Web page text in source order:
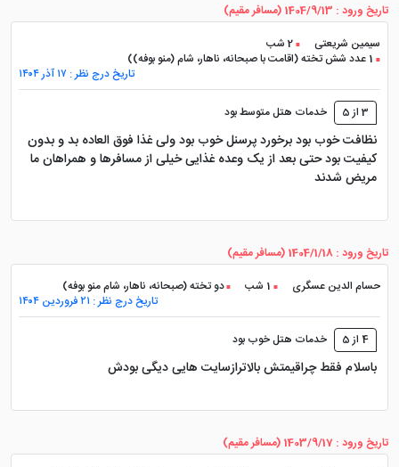
جکوزی با آب گرم و حباب‌های ماساژدهنده، تجربه‌ای
لذت‌بخش از آرامش و رفاه را به میهمانان ارائه می‌دهد.
سالن بدنسازی هتل آرین مشهد
این سالن با تجهیزات مدرن و کامل، مکانی مناسب برای
حفظ تناسب اندام و انجام تمرینات ورزشی روزانه است.
خدمات اسپا در هتل آرین مشهد
خدمات اسپا شامل ماساژهای متنوع و درمان‌های پوستی
است که به میهمانان کمک می‌کند تا احساس تازگی و شادابی
داشته باشند. این امکانات و خدمات باکیفیت، هتل آپارتمان
آرین مشهد را به یکی از بهترین گزینه‌ها برای اقامت در این
تاریخ ورود : 1404/9/13 (مسافر مقیم)
سیمین شریعتی
2 شب
1 عدد شش تخته (اقامت با صبحانه، ناهار، شام (منو بوفه))
تاریخ درج نظر : ۱۷ آذر ۱۴۰۴
3 از 5 خدمات هتل متوسط بود
نظافت خوب بود برخورد پرسنل خوب بود ولی غذا فوق العاده بد و بدون
کیفیت بود حتی بعد از یک وعده غذایی خیلی از مسافرها و همراهان ما
مریض شدند
تاریخ ورود : 1404/1/18 (مسافر مقیم)
حسام الدین عسگری
1 شب
دو تخته (صبحانه، ناهار، شام منو بوفه)
تاریخ درج نظر : ۲۱ فروردین ۱۴۰۴
4 از 5 خدمات هتل خوب بود
باسلام فقط چراقیمتش بالاترازسایت هایی دیگی بودش
تاریخ ورود : 1403/9/17 (مسافر مقیم)